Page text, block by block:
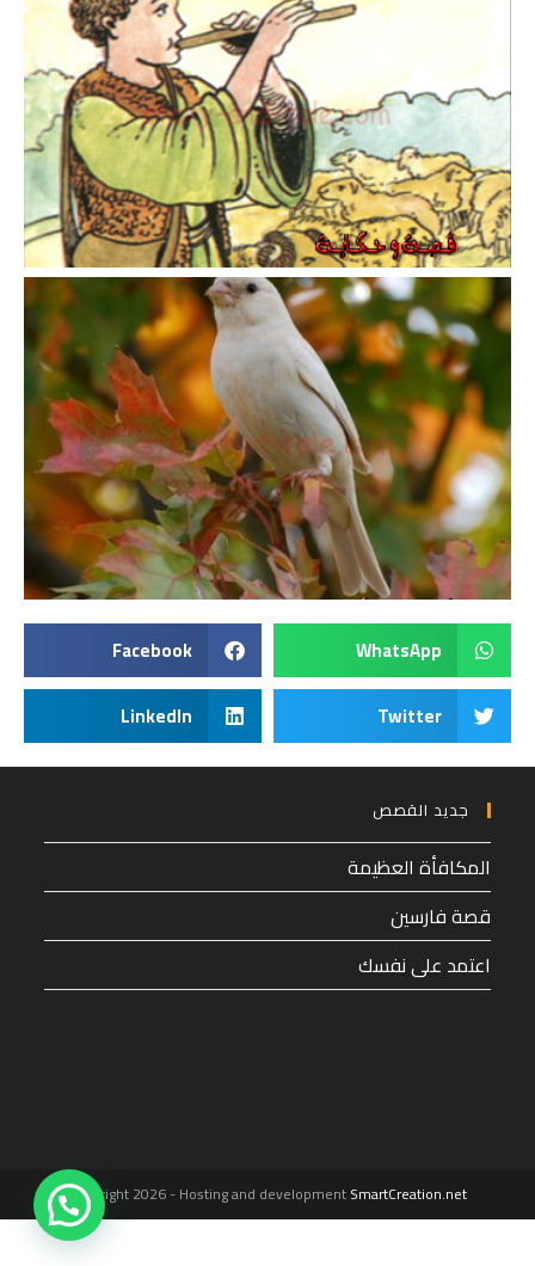
WhatsApp
Facebook
Twitter
LinkedIn
جديد القصص
المكافأة العظيمة
قصة فارسين
اعتمد على نفسك
Copyright 2026 - Hosting and developmentSmartCreation.net